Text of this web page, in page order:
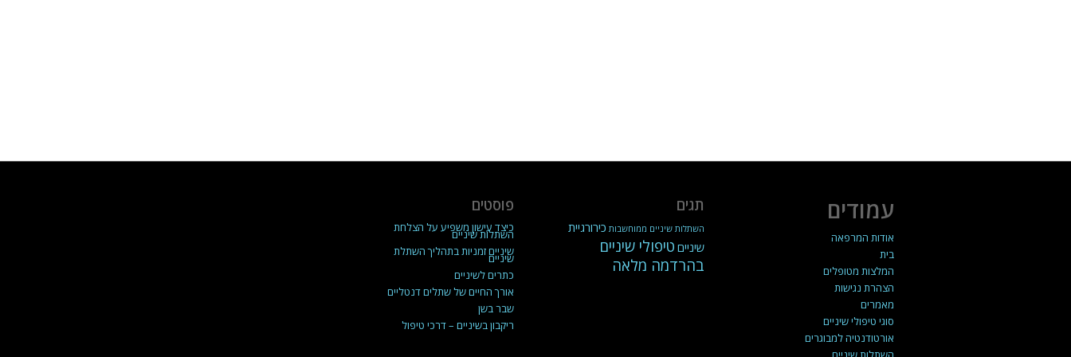
פוסטים
כיצד עישון משפיע על הצלחת
השתלות שיניים
שיניים זמניות בתהליך השתלת
שיניים
כתרים לשיניים
אורך החיים של שתלים דנטליים
שבר בשן
ריקבון בשיניים – דרכי טיפול
תגים
השתלות שיניים ממוחשבות כירורגיית
שיניים טיפולי שיניים
בהרדמה מלאה
עמודים
אודות המרפאה
בית
המלצות מטופלים
הצהרת נגישות
מאמרים
סוגי טיפולי שיניים
אורטודנטיה למבוגרים